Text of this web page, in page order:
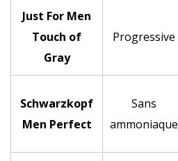
Just For Men
Touch of
Gray
Progressive
Schwarzkopf
Men Perfect
Sans
ammoniaque